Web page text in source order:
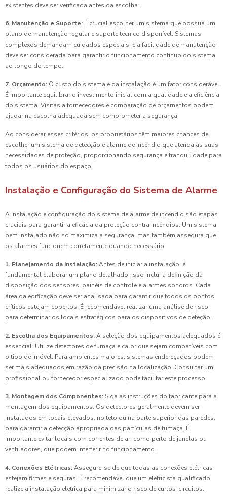
existentes deve ser verificada antes da escolha.
6. Manutenção e Suporte: É crucial escolher um sistema que possua um
plano de manutenção regular e suporte técnico disponível. Sistemas
complexos demandam cuidados especiais, e a facilidade de manutenção
deve ser considerada para garantir o funcionamento contínuo do sistema
ao longo do tempo.
7. Orçamento: O custo do sistema e da instalação é um fator considerável.
É importante equilibrar o investimento inicial com a qualidade e a eficiência
do sistema. Visitas a fornecedores e comparação de orçamentos podem
ajudar na escolha adequada sem comprometer a segurança.
Ao considerar esses critérios, os proprietários têm maiores chances de
escolher um sistema de detecção e alarme de incêndio que atenda às suas
necessidades de proteção, proporcionando segurança e tranquilidade para
todos os usuários do espaço.
Instalação e Configuração do Sistema de Alarme
A instalação e configuração do sistema de alarme de incêndio são etapas
cruciais para garantir a eficácia da proteção contra incêndios. Um sistema
bem instalado não só maximiza a segurança, mas também assegura que
os alarmes funcionem corretamente quando necessário.
1. Planejamento da Instalação:Antes de iniciar a instalação, é
fundamental elaborar um plano detalhado. Isso inclui a definição da
disposição dos sensores, painéis de controle e alarmes sonoros. Cada
área da edificação deve ser analisada para garantir que todos os pontos
críticos estejam cobertos. É recomendável realizar uma análise de risco
para determinar os locais estratégicos para os dispositivos de deteção.
2. Escolha dos Equipamentos:A seleção dos equipamentos adequados é
essencial. Utilize detectores de fumaça e calor que sejam compatíveis com
o tipo de imóvel. Para ambientes maiores, sistemas endereçados podem
ser mais adequados em razão da precisão na localização. Consultar um
profissional ou fornecedor especializado pode facilitar este processo.
3. Montagem dos Componentes: Siga as instruções do fabricante para a
montagem dos equipamentos. Os detectores geralmente devem ser
instalados em locais elevados, no teto ou na parte superior das paredes,
para garantir a detecção apropriada das partículas de fumaça. É
importante evitar locais com correntes de ar, como perto de janelas ou
ventiladores, que podem interferir no funcionamento.
4. Conexões Elétricas:Assegure-se de que todas as conexões elétricas
estejam firmes e seguras. É recomendável que um eletricista qualificado
realize a instalação elétrica para minimizar o risco de curtos-circuitos.